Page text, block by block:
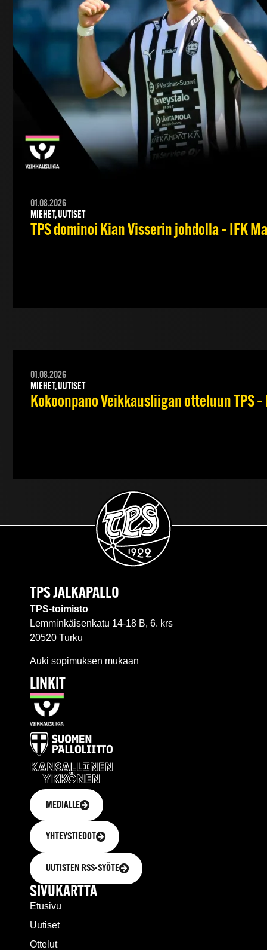
01.08.2026
MIEHET, UUTISET
TPS dominoi Kian Visserin johdolla – IFK
01.08.2026
MIEHET, UUTISET
Kokoonpano Veikkausliigan otteluun TPS
TPS JALKAPALLO
TPS-toimisto
Lemminkäisenkatu 14-18 B, 6. krs
20520 Turku
Auki sopimuksen mukaan
LINKIT
MEDIALLE
YHTEYSTIEDOT
UUTISTEN RSS-SYÖTE
SIVUKARTTA
Etusivu
Uutiset
Ottelut